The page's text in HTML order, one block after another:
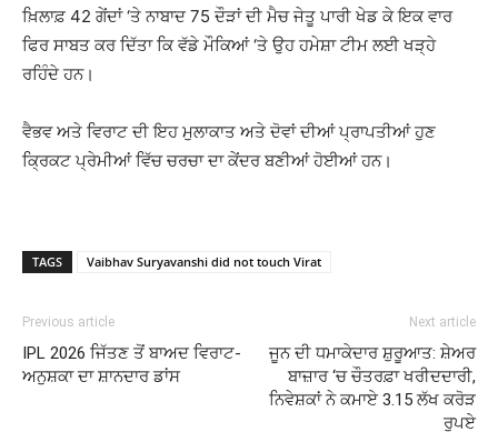
ਖ਼ਿਲਾਫ਼ 42 ਗੇਂਦਾਂ ‘ਤੇ ਨਾਬਾਦ 75 ਦੌੜਾਂ ਦੀ ਮੈਚ ਜੇਤੂ ਪਾਰੀ ਖੇਡ ਕੇ ਇਕ ਵਾਰ
ਫਿਰ ਸਾਬਤ ਕਰ ਦਿੱਤਾ ਕਿ ਵੱਡੇ ਮੌਕਿਆਂ ‘ਤੇ ਉਹ ਹਮੇਸ਼ਾ ਟੀਮ ਲਈ ਖੜ੍ਹੇ
ਰਹਿੰਦੇ ਹਨ।
ਵੈਭਵ ਅਤੇ ਵਿਰਾਟ ਦੀ ਇਹ ਮੁਲਾਕਾਤ ਅਤੇ ਦੋਵਾਂ ਦੀਆਂ ਪ੍ਰਾਪਤੀਆਂ ਹੁਣ
ਕ੍ਰਿਕਟ ਪ੍ਰੇਮੀਆਂ ਵਿੱਚ ਚਰਚਾ ਦਾ ਕੇਂਦਰ ਬਣੀਆਂ ਹੋਈਆਂ ਹਨ।
TAGS Vaibhav Suryavanshi did not touch Virat
Previous article
IPL 2026 ਜਿੱਤਣ ਤੋਂ ਬਾਅਦ ਵਿਰਾਟ-
ਅਨੁਸ਼ਕਾ ਦਾ ਸ਼ਾਨਦਾਰ ਡਾਂਸ
Next article
ਜੂਨ ਦੀ ਧਮਾਕੇਦਾਰ ਸ਼ੁਰੂਆਤ: ਸ਼ੇਅਰ
ਬਾਜ਼ਾਰ ‘ਚ ਚੌਤਰਫ਼ਾ ਖਰੀਦਦਾਰੀ,
ਨਿਵੇਸ਼ਕਾਂ ਨੇ ਕਮਾਏ 3.15 ਲੱਖ ਕਰੋੜ
ਰੁਪਏ